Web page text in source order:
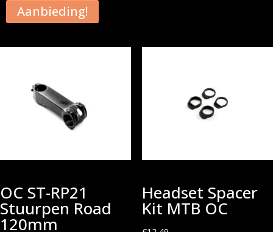
Aanbieding!
OC ST-RP21
Stuurpen Road
120mm
Headset Spacer
Kit MTB OC